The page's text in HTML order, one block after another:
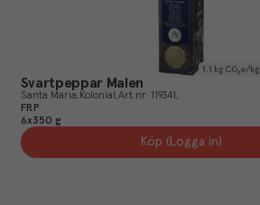
1.1 kg CO₂e/kg
Svartpeppar Malen
Santa Maria Kolonial Art.nr. 119341
FRP
6x350 g
Köp (Logga in)